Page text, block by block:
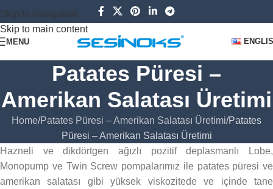
Skip to navigation
Skip to main content
MENU
Patates Püresi –
Amerikan Salatası Üretimi
Home Patates Püresi – Amerikan Salatası Üretimi Patates
Püresi – Amerikan Salatası Üretimi
Hazneli ve dikdörtgen ağızlı pozitif deplasmanlı Lobe,
Monopump ve Twin Screw pompalarımız ile patates püresi ve
amerikan salatası gibi yüksek viskozitede ve içinde tane